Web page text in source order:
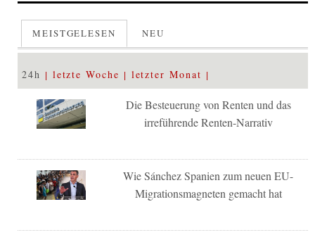
MEISTGELESEN NEU
24h letzte Woche letzter Monat
Die Besteuerung von Renten und das
irreführende Renten-Narrativ
Wie Sánchez Spanien zum neuen EU-
Migrationsmagneten gemacht hat